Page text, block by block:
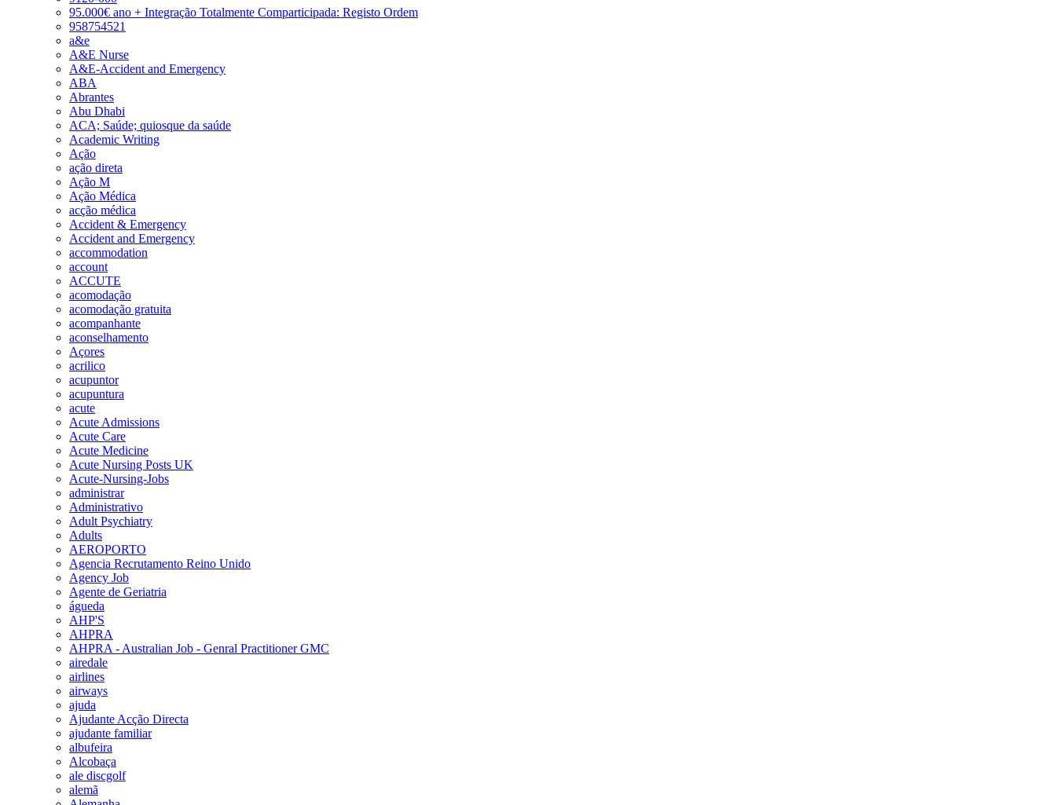
95.000€ ano + Integração Totalmente Comparticipada: Registo Ordem
958754521
a&e
A&E Nurse
A&E-Accident and Emergency
ABA
Abrantes
Abu Dhabi
ACA; Saúde; quiosque da saúde
Academic Writing
Ação
ação direta
Ação M
Ação Médica
acção médica
Accident & Emergency
Accident and Emergency
accommodation
account
ACCUTE
acomodação
acomodação gratuita
acompanhante
aconselhamento
Açores
acrilico
acupuntor
acupuntura
acute
Acute Admissions
Acute Care
Acute Medicine
Acute Nursing Posts UK
Acute-Nursing-Jobs
administrar
Administrativo
Adult Psychiatry
Adults
AEROPORTO
Agencia Recrutamento Reino Unido
Agency Job
Agente de Geriatria
águeda
AHP'S
AHPRA
AHPRA - Australian Job - Genral Practitioner GMC
airedale
airlines
airways
ajuda
Ajudante Acção Directa
ajudante familiar
albufeira
Alcobaça
ale discgolf
alemã